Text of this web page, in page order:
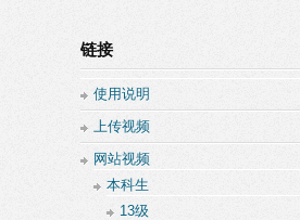
链接
使用说明
上传视频
网站视频
本科生
13级